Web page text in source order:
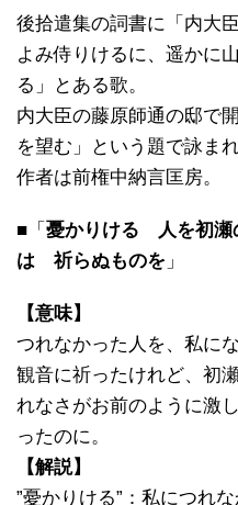
後拾遣集の詞書に「内大
よみ侍りけるに、遥かに
る」とある歌。
内大臣の藤原師通の邸で
を望む」という題で詠まれ
作者は前権中納言匡房。
■「 憂かりける 人を初
は 祈らぬものを 」
【意味】
つれなかった人を、私に
観音に祈ったけれど、初
れなさがお前のように激
ったのに。
【解説】
”憂かりける”：私につれな